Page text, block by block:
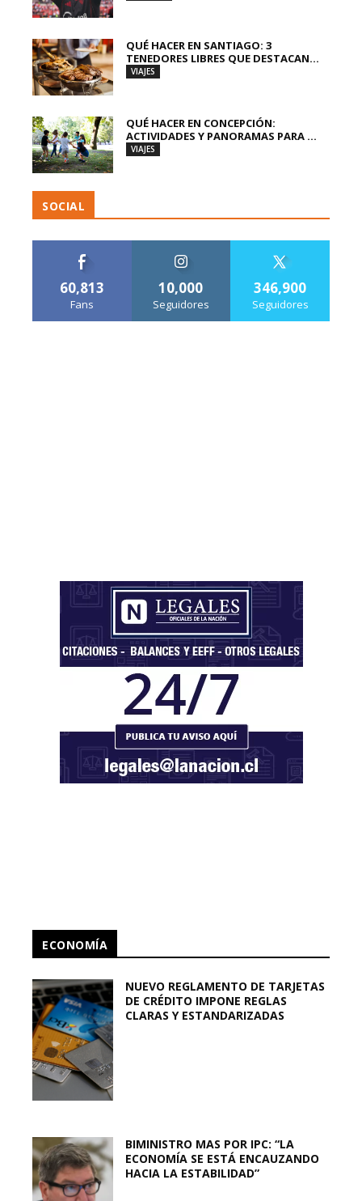
QUÉ HACER EN SANTIAGO: 3
TENEDORES LIBRES QUE DESTACAN...
VIAJES
QUÉ HACER EN CONCEPCIÓN:
ACTIVIDADES Y PANORAMAS PARA ...
VIAJES
SOCIAL
60,813
Fans
10,000
Seguidores
346,900
Seguidores
ECONOMÍA
NUEVO REGLAMENTO DE TARJETAS
DE CRÉDITO IMPONE REGLAS
CLARAS Y ESTANDARIZADAS
BIMINISTRO MAS POR IPC: “LA
ECONOMÍA SE ESTÁ ENCAUZANDO
HACIA LA ESTABILIDAD”